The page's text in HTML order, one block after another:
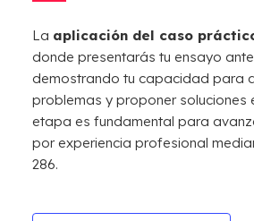
La aplicación del caso
donde presentarás tu ensayo
demostrando tu capacidad para
problemas y proponer soluciones
etapa es fundamental para
por experiencia profesional
286.